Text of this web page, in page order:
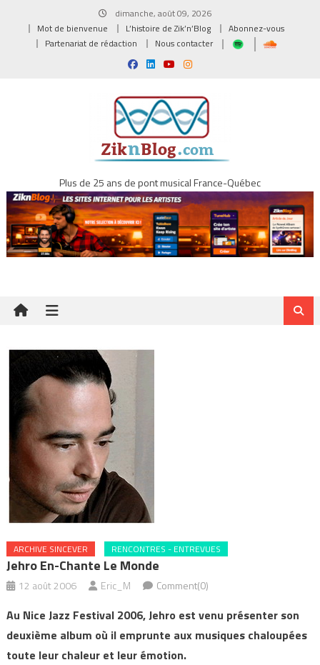
dimanche, août 09, 2026
Mot de bienvenue
L’histoire de Zik’n’Blog
Abonnez-vous
Partenariat de rédaction
Nous contacter
Plus de 25 ans de pont musical France-Québec
ARCHIVE SINCEVER RENCONTRES - ENTREVUES
Jehro En-Chante Le Monde
12 août 2006 Eric_M Comment(0)
Au Nice Jazz Festival 2006, Jehro est venu présenter son
deuxième album où il emprunte aux musiques chaloupées
toute leur chaleur et leur émotion.